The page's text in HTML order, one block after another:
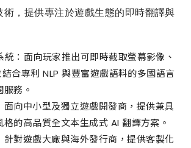
術，提供專注於遊戲生態的即時翻譯與
：面向玩家推出可即時截取螢幕影像、
合專利 NLP 與豐富遊戲語料的多國語言
務。
面向中小型及獨立遊戲開發商，提供兼具
的高品質全文本生成式 AI 翻譯方案。
針對遊戲大廠與海外發行商，提供客製化